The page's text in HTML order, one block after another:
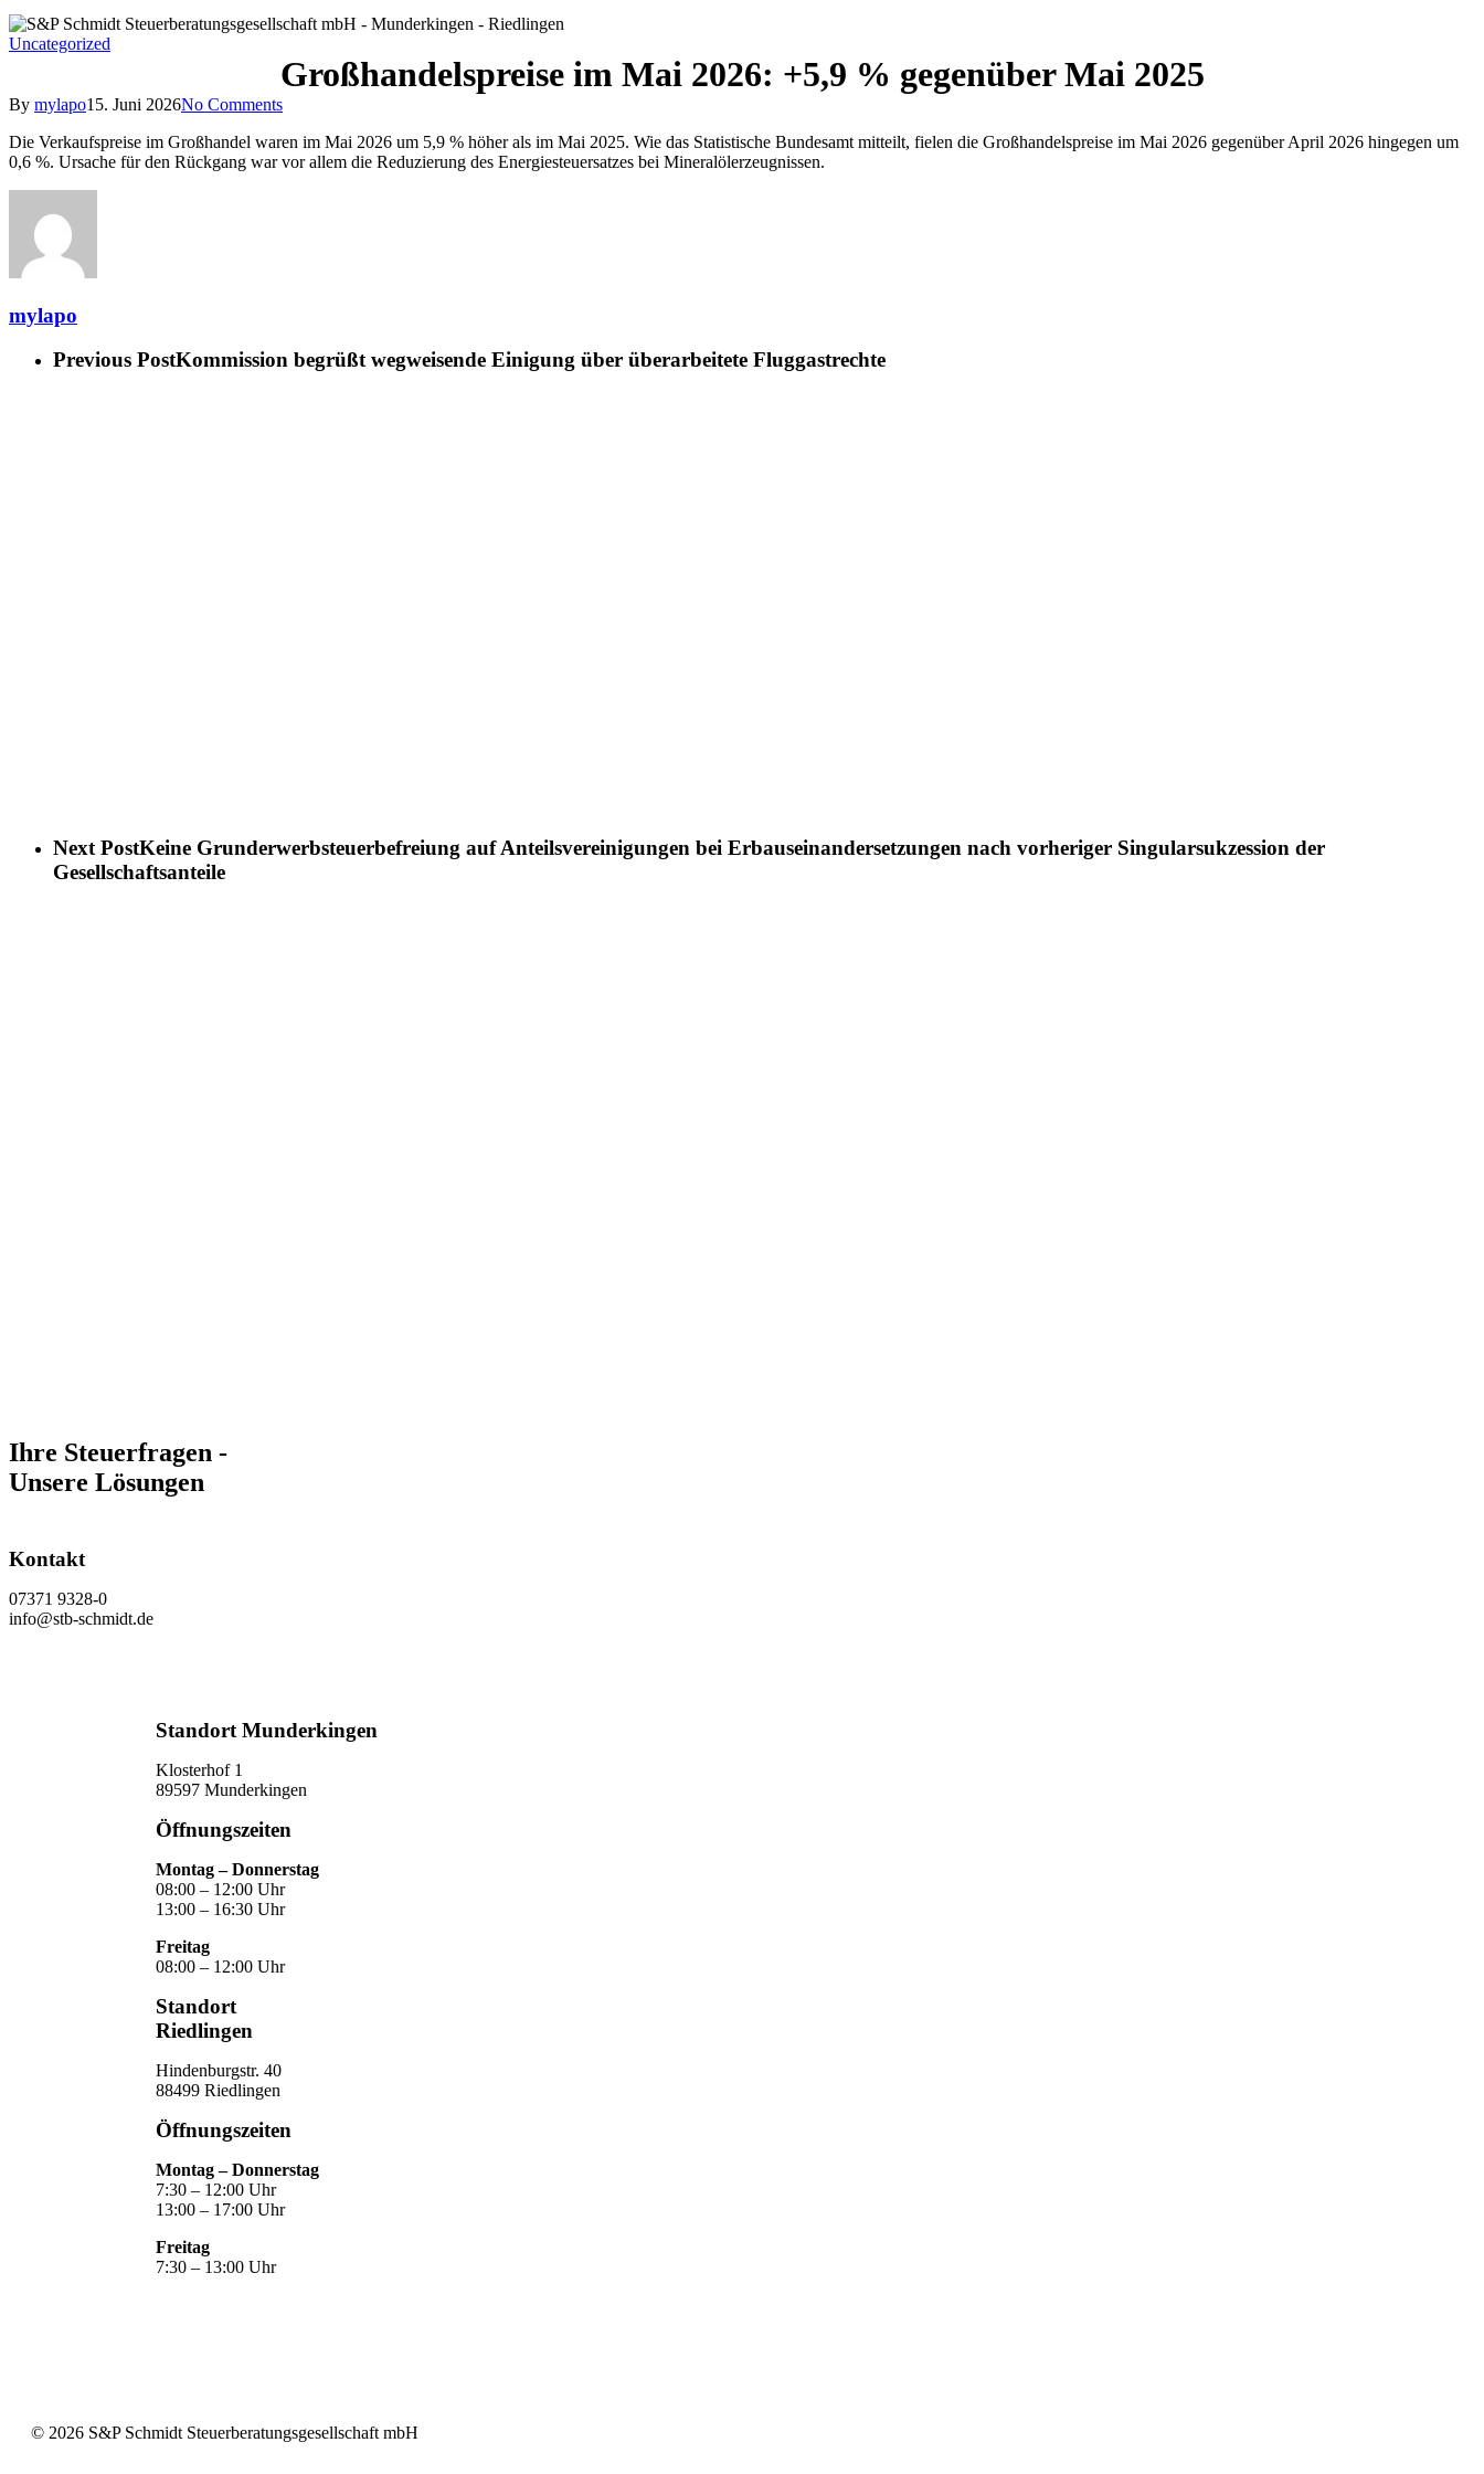
Uncategorized
Großhandelspreise im Mai 2026: +5,9 % gegenüber Mai 2025
By mylapo15. Juni 2026No Comments
Die Verkaufspreise im Großhandel waren im Mai 2026 um 5,9 % höher als im Mai 2025. Wie das Statistische Bundesamt mitteilt, fielen die Großhandelspreise im Mai 2026 gegenüber April 2026 hingegen um
0,6 %. Ursache für den Rückgang war vor allem die Reduzierung des Energiesteuersatzes bei Mineralölerzeugnissen.
mylapo
Previous PostKommission begrüßt wegweisende Einigung über überarbeitete Fluggastrechte
Next PostKeine Grunderwerbsteuerbefreiung auf Anteilsvereinigungen bei Erbauseinandersetzungen nach vorheriger Singularsukzession der
Gesellschaftsanteile
Ihre Steuerfragen -
Unsere Lösungen
Kontakt
07371 9328-0
info@stb-schmidt.de
Standort Munderkingen
Klosterhof 1
89597 Munderkingen
Öffnungszeiten
Montag – Donnerstag
08:00 – 12:00 Uhr
13:00 – 16:30 Uhr
Freitag
08:00 – 12:00 Uhr
Standort
Riedlingen
Hindenburgstr. 40
88499 Riedlingen
Öffnungszeiten
Montag – Donnerstag
7:30 – 12:00 Uhr
13:00 – 17:00 Uhr
Freitag
7:30 – 13:00 Uhr
© 2026 S&P Schmidt Steuerberatungsgesellschaft mbH